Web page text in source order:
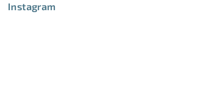
Instagram